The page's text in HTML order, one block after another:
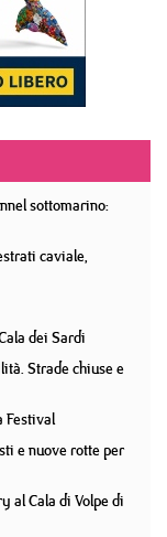
sottomarino:
caviale,
dei Sardi
Strade chiuse e
Festival
e nuove rotte per
al Cala di Volpe di